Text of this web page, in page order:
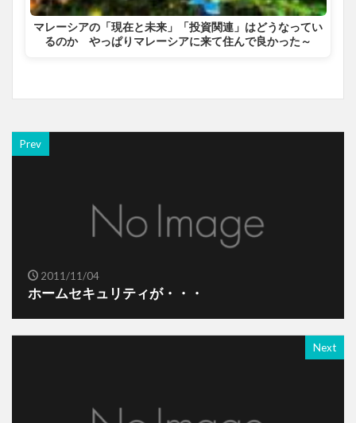
マレーシアの「現在と未来」「投資関連」はどうなってい
るのか やっぱりマレーシアに来て住んで良かった～
Prev
2011/11/04
ホームセキュリティが・・・
Next